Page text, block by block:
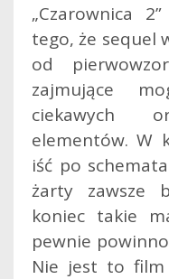
„Czarownica
tego, że sequel
od
zajmujące
ciekawych
elementów. W
iść po
żarty zawsze
koniec takie
pewnie
Nie jest to film